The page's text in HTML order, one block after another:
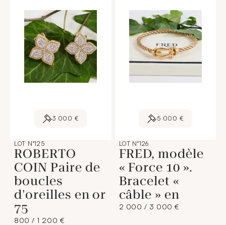
3 000 €
LOT N°125
ROBERTO
COIN Paire de
boucles
d'oreilles en or
75
800 / 1 200 €
5 000 €
LOT N°126
FRED, modèle
« Force 10 ».
Bracelet «
câble » en
2 000 / 3 000 €